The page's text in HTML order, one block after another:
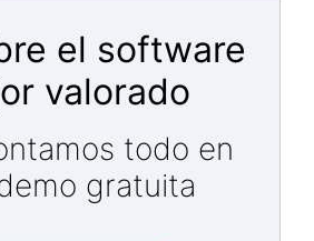
el software
valorado
todo en
gratuita